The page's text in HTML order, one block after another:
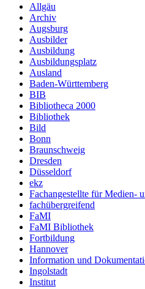
Allgäu
Archiv
Augsburg
Ausbilder
Ausbildung
Ausbildungsplatz
Ausland
Baden-Württemberg
BIB
Bibliotheca 2000
Bibliothek
Bild
Bonn
Braunschweig
Dresden
Düsseldorf
ekz
Fachangestellte für Medien-
fachübergreifend
FaMI
FaMI Bibliothek
Fortbildung
Hannover
Information und
Ingolstadt
Institut